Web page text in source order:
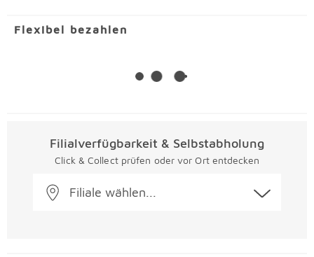
Flexibel bezahlen
Filialverfügbarkeit & Selbstabholung
Click & Collect prüfen oder vor Ort entdecken
Filiale wählen...